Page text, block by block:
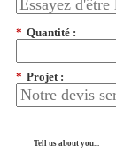
* Quantité :
* Projet :
Tell us about you...